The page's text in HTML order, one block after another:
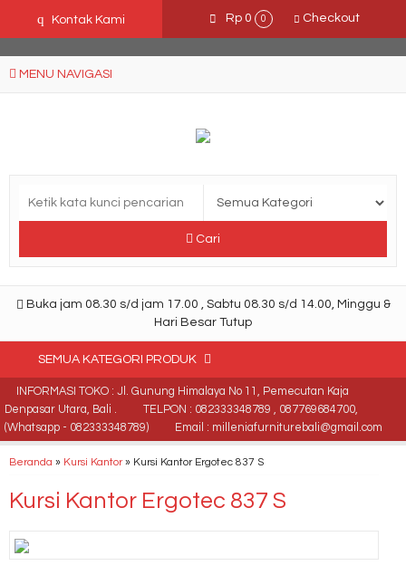
Ffn26mCseQzwzJTw3smpNE8Nti1cAw6hYZWaSDjvoqs
q Kontak Kami Rp 0 0 Checkout
MENU NAVIGASI
Cari
Buka jam 08.30 s/d jam 17.00 , Sabtu 08.30 s/d 14.00, Minggu &
Hari Besar Tutup
SEMUA KATEGORI PRODUK
INFORMASI TOKO : Jl. Gunung Himalaya No 11, Pemecutan Kaja
Denpasar Utara, Bali .
TELPON : 082333348789 , 087769684700,
(Whatsapp - 082333348789)
Email : milleniafurniturebali@gmail.com
Beranda » Kursi Kantor» Kursi Kantor Ergotec 837 S
Kursi Kantor Ergotec 837 S